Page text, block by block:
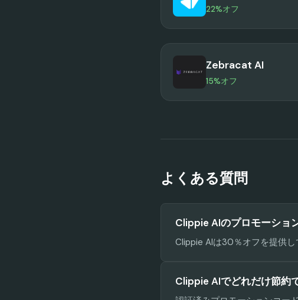
22%オフ
Zebracat AI
15%オフ
よくある質問
Clippie AIのプロモーショ
Clippie AIは30％オフを提供し
Clippie AIでどれだけ節約